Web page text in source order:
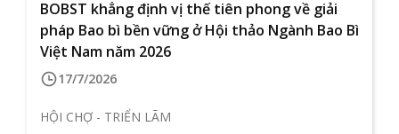
BOBST khẳng định vị thế tiên phong về giải
pháp Bao bì bền vững ở Hội thảo Ngành Bao Bì
Việt Nam năm 2026
17/7/2026
HỘI CHỢ - TRIỂN LÃM